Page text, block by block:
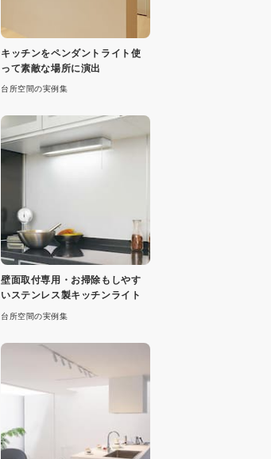
キッチンをペンダントライト使
って素敵な場所に演出
台所空間の実例集
壁面取付専用・お掃除もしやす
いステンレス製キッチンライト
台所空間の実例集